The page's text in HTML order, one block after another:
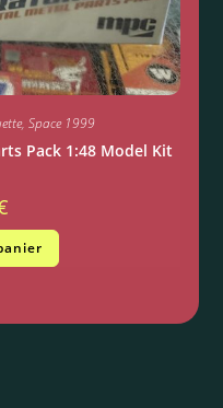
, Space 1999
Pack 1:48 Model Kit